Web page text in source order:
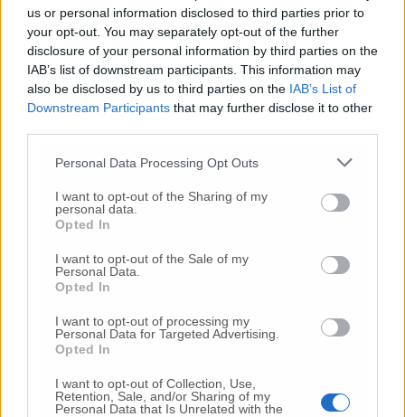
us or personal information disclosed to third parties prior to
your opt-out. You may separately opt-out of the further
disclosure of your personal information by third parties on the
IAB’s list of downstream participants. This information may
also be disclosed by us to third parties on the IAB’s List of
Downstream Participants that may further disclose it to other
Personal Data Processing Opt Outs
I want to opt-out of the Sharing of my
personal data.
Opted In
I want to opt-out of the Sale of my
Personal Data.
Opted In
I want to opt-out of processing my
Personal Data for Targeted Advertising.
Opted In
I want to opt-out of Collection, Use,
Retention, Sale, and/or Sharing of my
Personal Data that Is Unrelated with the
Commenti
Gli articoli più letti
24 Lug-Bimbi costretti a colpirsi da soli
e lasciati al
orrore all’asilo, arrestate due educatrici
- Luigia Fortunato,
l’ennesimo femminicidio:
prima la lite, poi la furia col coltello